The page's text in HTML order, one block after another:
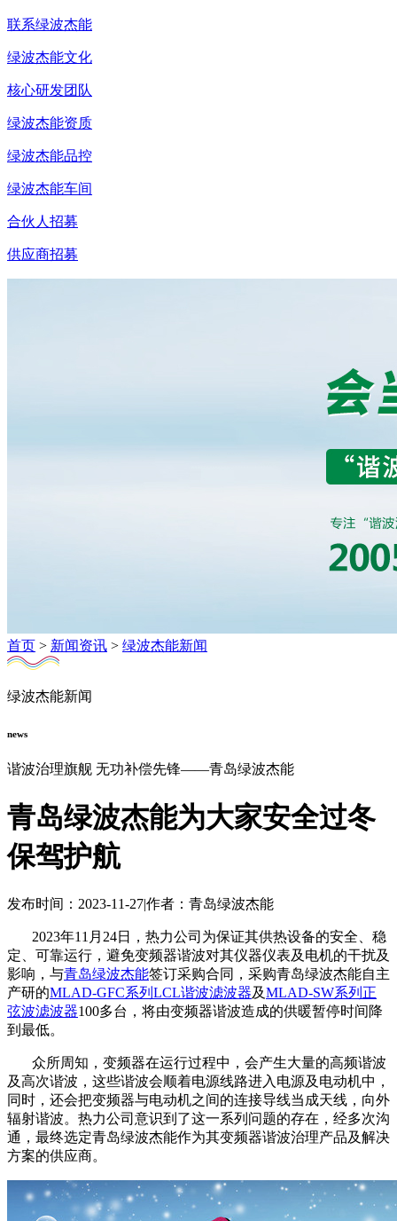
联系绿波杰能
绿波杰能文化
核心研发团队
绿波杰能资质
绿波杰能品控
绿波杰能车间
合伙人招募
供应商招募
首页 > 新闻资讯 > 绿波杰能新闻
绿波杰能新闻
news
谐波治理旗舰 无功补偿先锋——青岛绿波杰能
青岛绿波杰能为大家安全过冬
保驾护航
发布时间：2023-11-27|作者：青岛绿波杰能
2023年11月24日，热力公司为保证其供热设备的安全、稳
定、可靠运行，避免变频器谐波对其仪器仪表及电机的干扰及
影响，与青岛绿波杰能签订采购合同，采购青岛绿波杰能自主
产研的MLAD-GFC系列LCL谐波滤波器及MLAD-SW系列正
弦波滤波器100多台，将由变频器谐波造成的供暖暂停时间降
到最低。
众所周知，变频器在运行过程中，会产生大量的高频谐波
及高次谐波，这些谐波会顺着电源线路进入电源及电动机中，
同时，还会把变频器与电动机之间的连接导线当成天线，向外
辐射谐波。热力公司意识到了这一系列问题的存在，经多次沟
通，最终选定青岛绿波杰能作为其变频器谐波治理产品及解决
方案的供应商。